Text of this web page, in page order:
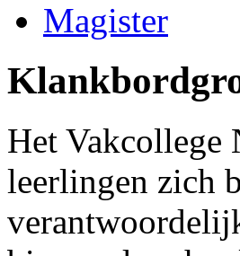
Magister
Het Vakcollege
leerlingen zich